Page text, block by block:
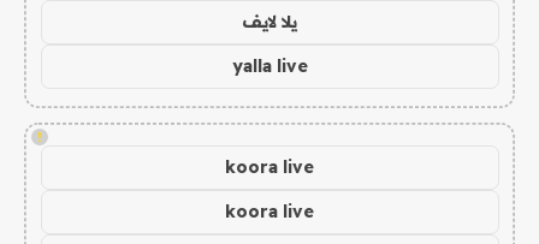
يلا لايف
yalla live
!
koora live
koora live